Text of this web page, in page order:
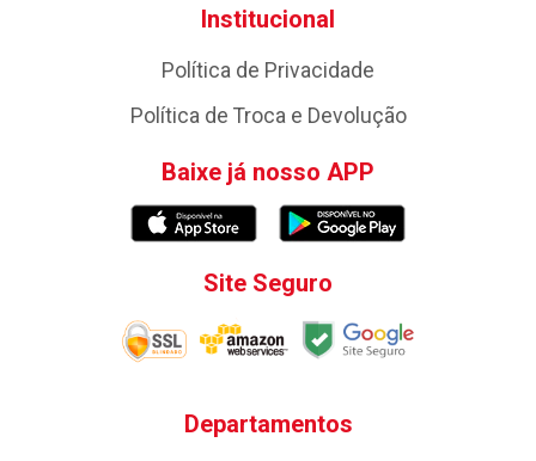
Institucional
Política de Privacidade
Política de Troca e Devolução
Baixe já nosso APP
Site Seguro
Departamentos